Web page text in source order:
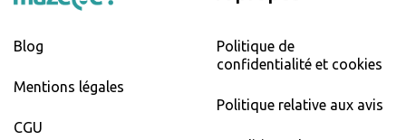
Blog
Mentions légales
CGU
Politique de
confidentialité et cookies
Politique relative aux avis